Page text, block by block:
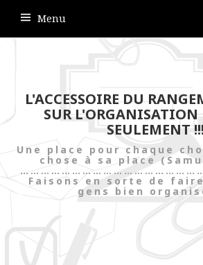
Menu
L'ACCESSOIRE DU
SUR L'ORGANISATION
SEULEMENT
Une place pour chaque
chose à sa place
Faisons en sorte de
gens bien